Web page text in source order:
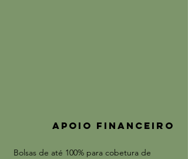
apoio financeiro
Bolsas de até 100% para cobetura de